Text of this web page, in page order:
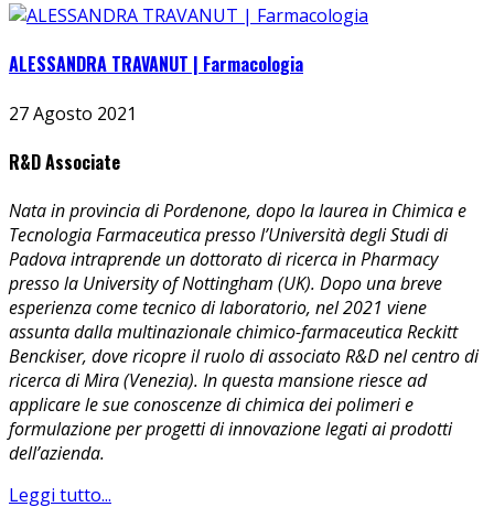
ALESSANDRA TRAVANUT | Farmacologia
27 Agosto 2021
R&D Associate
Nata in provincia di Pordenone, dopo la laurea in Chimica e
Tecnologia Farmaceutica presso l’Università degli Studi di
Padova intraprende un dottorato di ricerca in Pharmacy
presso la University of Nottingham (UK). Dopo una breve
esperienza come tecnico di laboratorio, nel 2021 viene
assunta dalla multinazionale chimico-farmaceutica Reckitt
Benckiser, dove ricopre il ruolo di associato R&D nel centro di
ricerca di Mira (Venezia). In questa mansione riesce ad
applicare le sue conoscenze di chimica dei polimeri e
formulazione per progetti di innovazione legati ai prodotti
dell’azienda.
Leggi tutto...